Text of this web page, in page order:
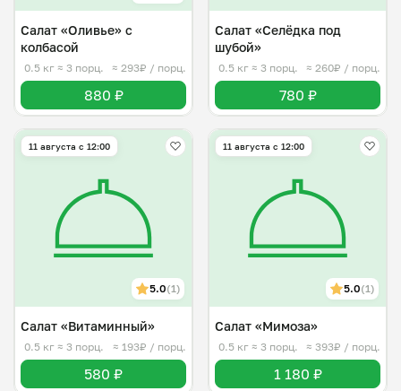
Салат «Оливье» с
колбасой
0.5 кг ≈ 3 порц. ≈ 293₽ / порц.
880 ₽
Салат «Селёдка под
шубой»
0.5 кг ≈ 3 порц. ≈ 260₽ / порц.
780 ₽
11 августа с 12:00
5.0(1)
Салат «Витаминный»
0.5 кг ≈ 3 порц. ≈ 193₽ / порц.
580 ₽
11 августа с 12:00
5.0(1)
Салат «Мимоза»
0.5 кг ≈ 3 порц. ≈ 393₽ / порц.
1 180 ₽